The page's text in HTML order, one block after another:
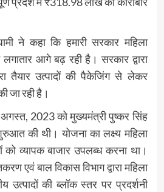
ने कहा कि हमारी सरकार महिला
आगे बढ़ रही है। सरकार द्वारा
तैयार उत्पादों की पैकेजिंग से लेकर
जा रही है।
अगस्त, 2023 को मुख्यमंत्री पुष्कर सिंह
की थी। योजना का लक्ष्य महिला
को व्यापक बाजार उपलब्ध करना था।
एवं बाल विकास विभाग द्वारा महिला
उत्पादों की ब्लॉक स्तर पर प्रदर्शनी